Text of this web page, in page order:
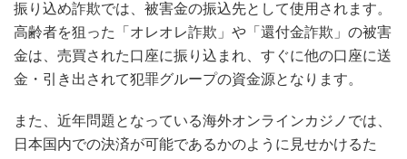
振り込め詐欺では、被害金の振込先として使用されます。
高齢者を狙った「オレオレ詐欺」や「還付金詐欺」の被害
金は、売買された口座に振り込まれ、すぐに他の口座に送
金・引き出されて犯罪グループの資金源となります。
また、近年問題となっている海外オンラインカジノでは、
日本国内での決済が可能であるかのように見せかけるた